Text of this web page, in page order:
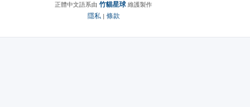
正體中文語系由 竹貓星球 維護製作
隱私 | 條款